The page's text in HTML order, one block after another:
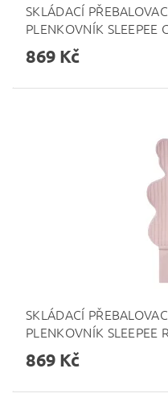
SKLÁDACÍ
PLENKOVNÍK SLEEPEE
869 Kč
SKLÁDACÍ
PLENKOVNÍK SLEEPEE
869 Kč